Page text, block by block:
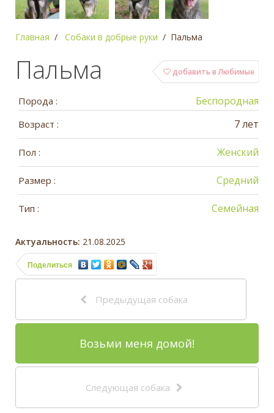
Главная Собаки в добрые руки Пальма
добавить в Любимые
Пальма
Порода : Беспородная
Возраст : 7 лет
Пол : Женский
Размер : Средний
Тип : Семейная
Актуальность: 21.08.2025
Поделиться
Предыдущая собака
Возьми меня домой!
Следующая собака